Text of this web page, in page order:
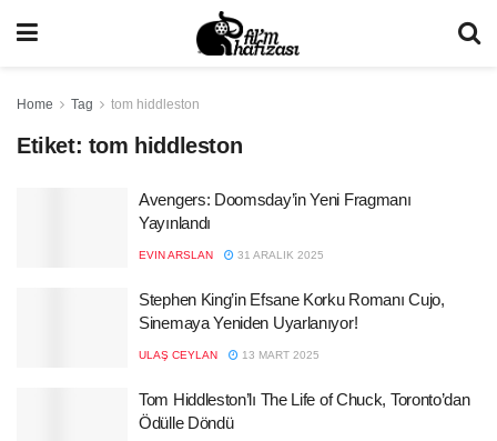
Home Tag tom hiddleston
Etiket: tom hiddleston
Avengers: Doomsday’in Yeni Fragmanı
Yayınlandı
EVIN ARSLAN 31 ARALIK 2025
Stephen King’in Efsane Korku Romanı Cujo,
Sinemaya Yeniden Uyarlanıyor!
ULAŞ CEYLAN 13 MART 2025
Tom Hiddleston’lı The Life of Chuck, Toronto’dan
Ödülle Döndü